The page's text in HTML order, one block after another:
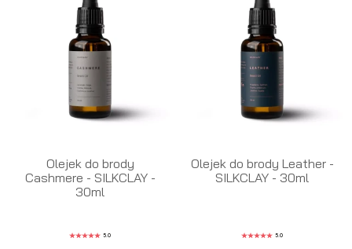
Olejek do brody
Cashmere - SILKCLAY -
30ml
5.0
Olejek do brody Leather -
SILKCLAY - 30ml
5.0